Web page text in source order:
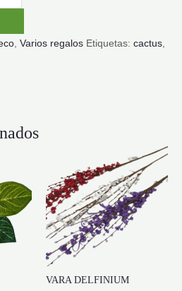
Varios regalos Etiquetas: cactus
VARA DELFINIUM